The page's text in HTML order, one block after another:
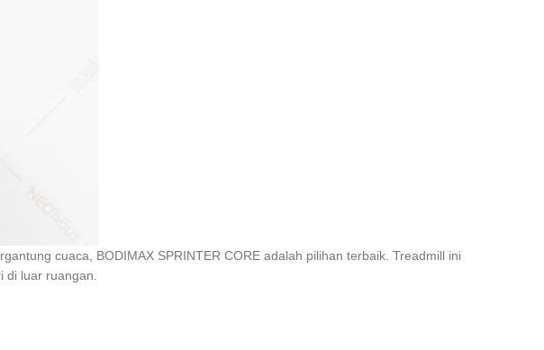
cuaca, BODIMAX SPRINTER CORE adalah pilihan terbaik. Treadmill ini
luar ruangan.